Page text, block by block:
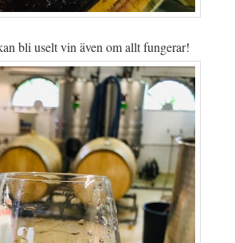
bli uselt vin även om allt fungerar!